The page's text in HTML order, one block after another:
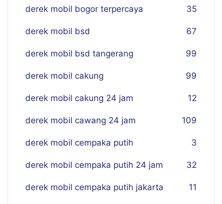
derek mobil bogor terpercaya 35
derek mobil bsd 67
derek mobil bsd tangerang 99
derek mobil cakung 99
derek mobil cakung 24 jam 12
derek mobil cawang 24 jam 109
derek mobil cempaka putih 3
derek mobil cempaka putih 24 jam 32
derek mobil cempaka putih jakarta 11